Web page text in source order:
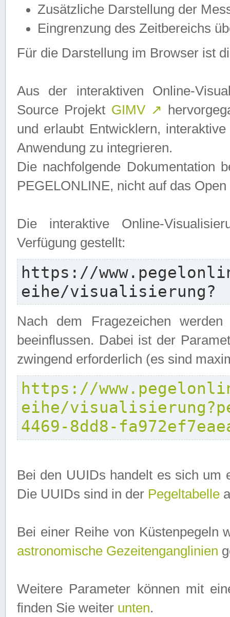
Zusätzliche Darstellung der
Eingrenzung des Zeitbereichs
Für die Darstellung im Browser ist
Aus der interaktiven Online-
Source Projekt GIMV ↗
und erlaubt Entwicklern,
Anwendung zu integrieren.
Die nachfolgende Dokumentation
PEGELONLINE, nicht auf das
Die interaktive Online-
Verfügung gestellt:
https://
eihe/visualisierung?
Nach dem Fragezeichen
beeinflussen. Dabei ist der
zwingend erforderlich (es sind
https://
eihe/
4469-8dd8-
Bei den UUIDs handelt es sich um
Die UUIDs sind in der Pegeltabelle
Bei einer Reihe von Küstenpegeln
astronomische Gezeitenganglinien
Weitere Parameter können mit
finden Sie weiter unten.